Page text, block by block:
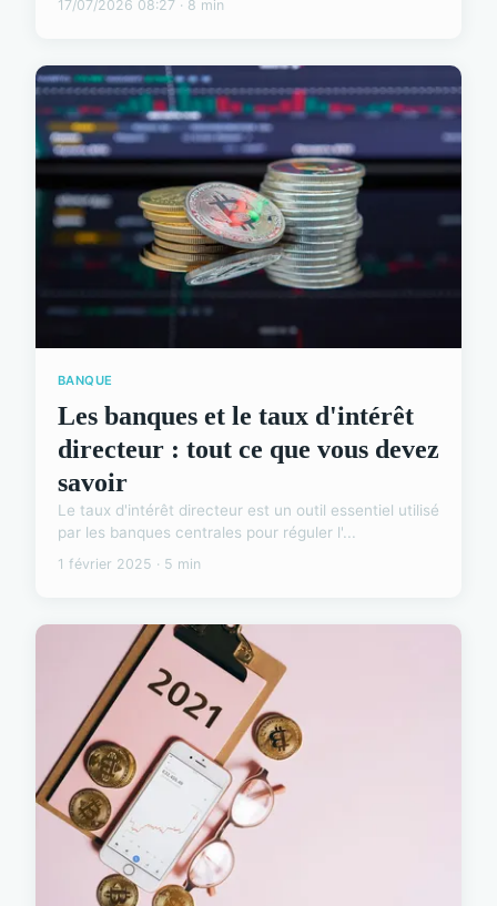
17/07/2026 08:27 · 8 min
BANQUE
Les banques et le taux d'intérêt
directeur : tout ce que vous devez
savoir
Le taux d'intérêt directeur est un outil essentiel utilisé
par les banques centrales pour réguler l'...
1 février 2025 · 5 min